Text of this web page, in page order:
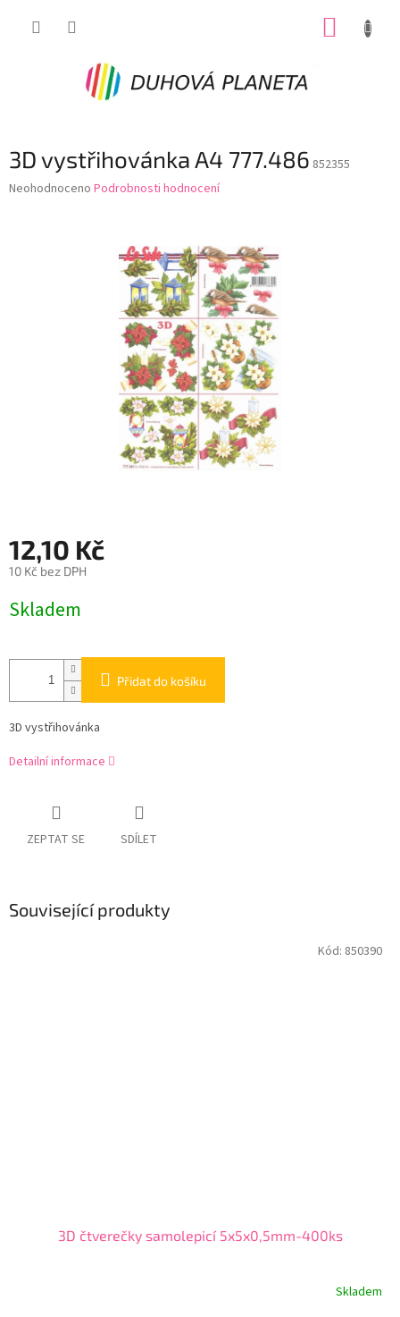
3D vystřihovánka A4 777.486 852355
Průměrné
Neohodnoceno Podrobnosti hodnocení
12,10 Kč
10 Kč bez DPH
cena:
Skladem
Přidat do košíku
3D vystřihovánka
Detailní informace
ZEPTAT SE SDÍLET
Související produkty
3D čtverečky samolepicí 5x5x0,5mm-400ks
Skladem
Kód: 850390